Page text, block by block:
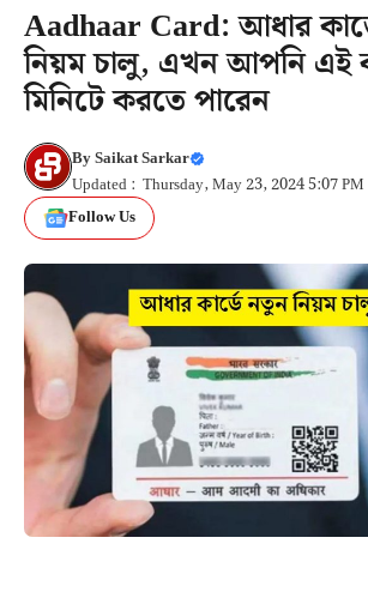
Aadhaar Card: আধার
নিয়ম চালু, এখন আপনি এই
মিনিটে করতে পারেন
BySaikat Sarkar
Updated : Thursday, May 23, 2024 5:07 PM
Follow Us